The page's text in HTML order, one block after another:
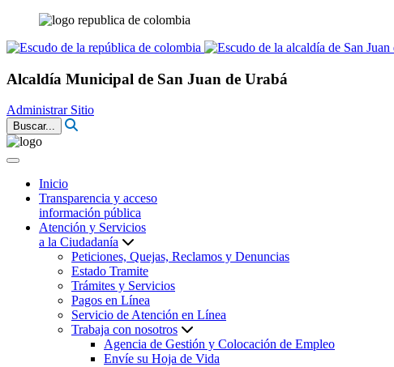
Alcaldía Municipal de San Juan de Urabá
Administrar Sitio
Buscar...
Inicio
Transparencia y acceso
información pública
Atención y Servicios
a la Ciudadanía
Peticiones, Quejas, Reclamos y Denuncias
Estado Tramite
Trámites y Servicios
Pagos en Línea
Servicio de Atención en Línea
Trabaja con nosotros
Agencia de Gestión y Colocación de Empleo
Envíe su Hoja de Vida